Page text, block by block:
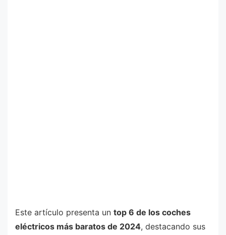
Este artículo presenta un top 6 de los coches
eléctricos más baratos de 2024, destacando sus